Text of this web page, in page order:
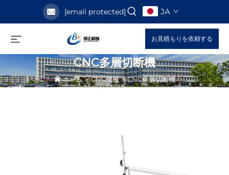
[email protected] JA
お見積もりを依頼する
CNC多層切断機
ホーム>CNC機械>CNC多層切断機